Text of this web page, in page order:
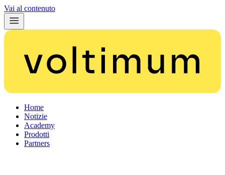
Vai al contenuto
Home
Notizie
Academy
Prodotti
Partners